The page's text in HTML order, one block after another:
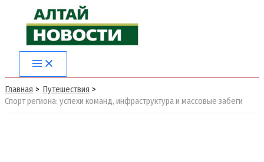
содержимому
Main
Menu
Главная
Путешествия
Спорт региона: успехи команд, инфраструктура и массовые забеги